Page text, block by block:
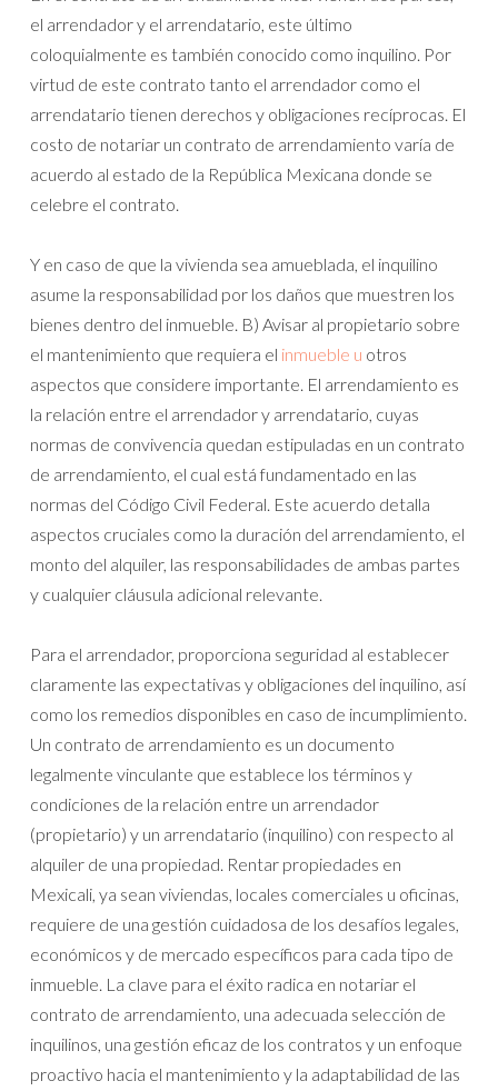
el arrendador y el arrendatario, este último
coloquialmente es también conocido como inquilino. Por
virtud de este contrato tanto el arrendador como el
arrendatario tienen derechos y obligaciones recíprocas. El
costo de notariar un contrato de arrendamiento varía de
acuerdo al estado de la República Mexicana donde se
celebre el contrato.
Y en caso de que la vivienda sea amueblada, el inquilino
asume la responsabilidad por los daños que muestren los
bienes dentro del inmueble. B) Avisar al propietario sobre
el mantenimiento que requiera el inmueble u otros
aspectos que considere importante. El arrendamiento es
la relación entre el arrendador y arrendatario, cuyas
normas de convivencia quedan estipuladas en un contrato
de arrendamiento, el cual está fundamentado en las
normas del Código Civil Federal. Este acuerdo detalla
aspectos cruciales como la duración del arrendamiento, el
monto del alquiler, las responsabilidades de ambas partes
y cualquier cláusula adicional relevante.
Para el arrendador, proporciona seguridad al establecer
claramente las expectativas y obligaciones del inquilino, así
como los remedios disponibles en caso de incumplimiento.
Un contrato de arrendamiento es un documento
legalmente vinculante que establece los términos y
condiciones de la relación entre un arrendador
(propietario) y un arrendatario (inquilino) con respecto al
alquiler de una propiedad. Rentar propiedades en
Mexicali, ya sean viviendas, locales comerciales u oficinas,
requiere de una gestión cuidadosa de los desafíos legales,
económicos y de mercado específicos para cada tipo de
inmueble. La clave para el éxito radica en notariar el
contrato de arrendamiento, una adecuada selección de
inquilinos, una gestión eficaz de los contratos y un enfoque
proactivo hacia el mantenimiento y la adaptabilidad de las